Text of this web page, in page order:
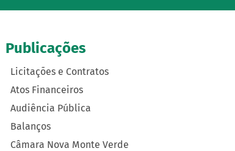
Publicações
Licitações e Contratos
Atos Financeiros
Audiência Pública
Balanços
Câmara Nova Monte Verde